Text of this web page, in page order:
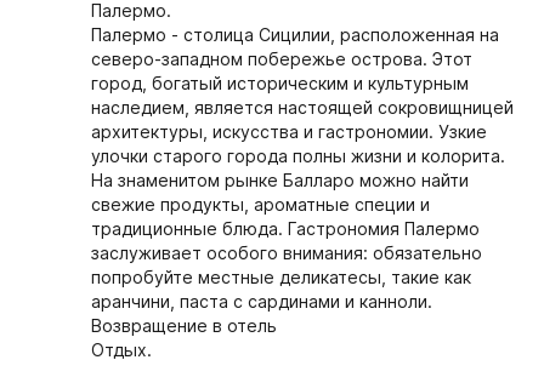
Палермо.
Палермо - столица Сицилии, расположенная на
северо-западном побережье острова. Этот
город, богатый историческим и культурным
наследием, является настоящей сокровищницей
архитектуры, искусства и гастрономии. Узкие
улочки старого города полны жизни и колорита.
На знаменитом рынке Балларо можно найти
свежие продукты, ароматные специи и
традиционные блюда. Гастрономия Палермо
заслуживает особого внимания: обязательно
попробуйте местные деликатесы, такие как
аранчини, паста с сардинами и канноли.
Возвращение в отель
Отдых.